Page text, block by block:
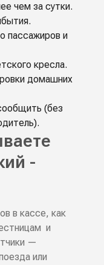
чем за сутки.
пассажиров и
кресла.
домашних
(без
-
в кассе, как
и
—
или